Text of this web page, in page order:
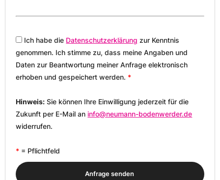
Ich habe die Datenschutzerklärung zur Kenntnis
genommen. Ich stimme zu, dass meine Angaben und
Daten zur Beantwortung meiner Anfrage elektronisch
erhoben und gespeichert werden. *
Hinweis: Sie können Ihre Einwilligung jederzeit für die
Zukunft per E-Mail aninfo@neumann-bodenwerder.de
widerrufen.
* = Pflichtfeld
Anfrage senden